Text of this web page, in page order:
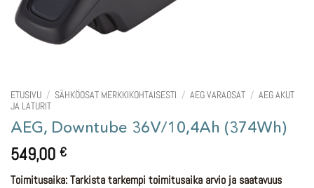
ETUSIVU / SÄHKÖOSAT MERKKIKOHTAISESTI / AEG VARAOSAT / AEG AKUT
JA LATURIT
AEG, Downtube 36V/10,4Ah (374Wh)
549,00 €
Toimitusaika: Tarkista tarkempi toimitusaika arvio ja saatavuus